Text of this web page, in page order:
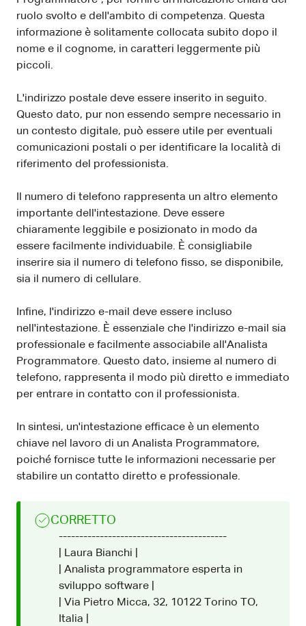
ruolo svolto e dell'ambito di competenza. Questa
informazione è solitamente collocata subito dopo il
nome e il cognome, in caratteri leggermente più
piccoli.
L'indirizzo postale deve essere inserito in seguito.
Questo dato, pur non essendo sempre necessario in
un contesto digitale, può essere utile per eventuali
comunicazioni postali o per identificare la località di
riferimento del professionista.
Il numero di telefono rappresenta un altro elemento
importante dell'intestazione. Deve essere
chiaramente leggibile e posizionato in modo da
essere facilmente individuabile. È consigliabile
inserire sia il numero di telefono fisso, se disponibile,
sia il numero di cellulare.
Infine, l'indirizzo e-mail deve essere incluso
nell'intestazione. È essenziale che l'indirizzo e-mail sia
professionale e facilmente associabile all'Analista
Programmatore. Questo dato, insieme al numero di
telefono, rappresenta il modo più diretto e immediato
per entrare in contatto con il professionista.
In sintesi, un'intestazione efficace è un elemento
chiave nel lavoro di un Analista Programmatore,
poiché fornisce tutte le informazioni necessarie per
stabilire un contatto diretto e professionale.
CORRETTO
-----------------------------------------
| Laura Bianchi |
| Analista programmatore esperta in
sviluppo software |
| Via Pietro Micca, 32, 10122 Torino TO,
Italia |